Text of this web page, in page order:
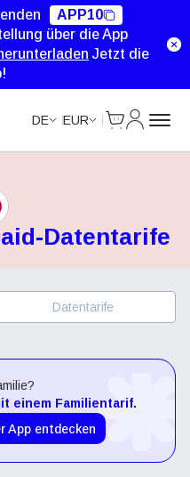
APP10
über die App
Jetzt die
DE EUR
Datentarife
Datentarife
einem Familientarif.
App entdecken